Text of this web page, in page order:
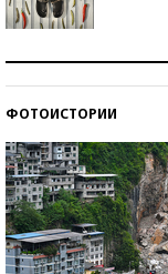
ФОТОИСТОРИИ